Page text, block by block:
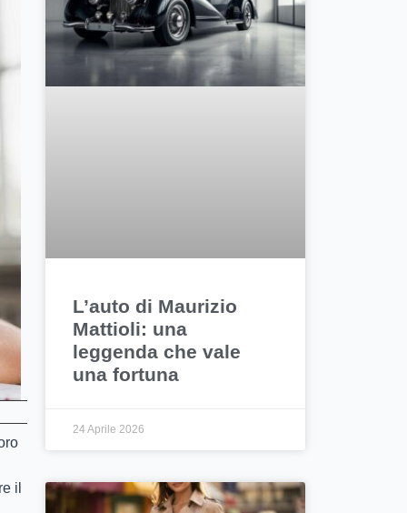
L’auto di Maurizio
Mattioli: una
leggenda che vale
una fortuna
24 Aprile 2026
il